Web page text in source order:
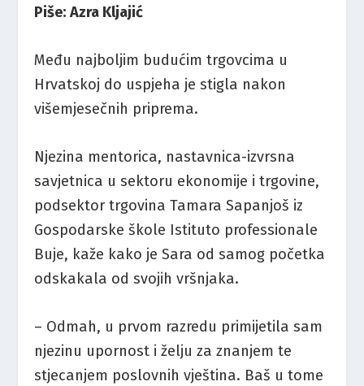
Piše: Azra Kljajić
Među najboljim budućim trgovcima u
Hrvatskoj do uspjeha je stigla nakon
višemjesečnih priprema.
Njezina mentorica, nastavnica-izvrsna
savjetnica u sektoru ekonomije i trgovine,
podsektor trgovina Tamara Sapanjoš iz
Gospodarske škole Istituto professionale
Buje, kaže kako je Sara od samog početka
odskakala od svojih vršnjaka.
– Odmah, u prvom razredu primijetila sam
njezinu upornost i želju za znanjem te
stjecanjem poslovnih vještina. Baš u tome